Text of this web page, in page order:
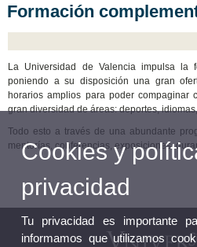
Formación
La Universidad de Valencia impulsa la
poniendo a su disposición una gran
horarios amplios para poder compaginar
gran diversidad de áreas: deportes,
Todo esto a través de una abundante
mentorías, conferencias, exposiciones
Cookies y
privacidad
Tu privacidad es importante
informamos que utilizamos